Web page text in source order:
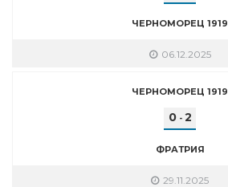
ЧЕРНОМОРЕЦ 1919
06.12.2025
ЧЕРНОМОРЕЦ 1919
0- 2
ФРАТРИЯ
29.11.2025